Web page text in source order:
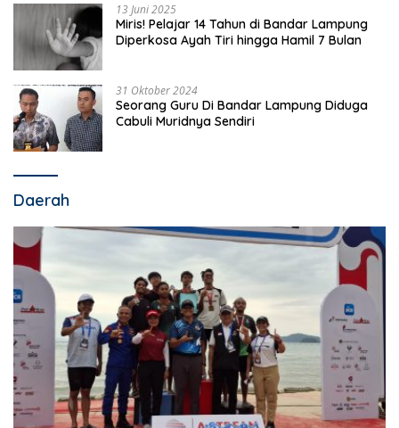
13 Juni 2025
Miris! Pelajar 14 Tahun di Bandar Lampung
Diperkosa Ayah Tiri hingga Hamil 7 Bulan
31 Oktober 2024
Seorang Guru Di Bandar Lampung Diduga
Cabuli Muridnya Sendiri
Daerah